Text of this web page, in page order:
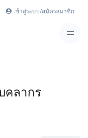
เข้าสู่ระบบ/สมัครสมาชิก
ลากร